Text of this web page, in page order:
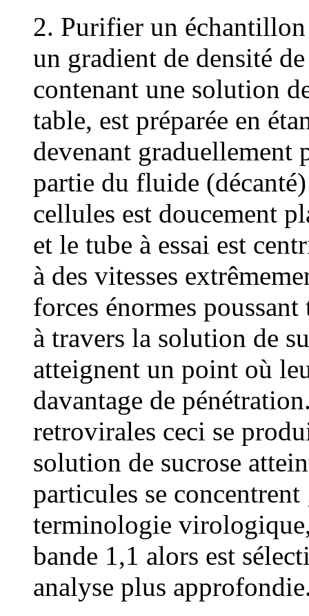
2. Purifier un
un gradient de densité
contenant une solution
table, est préparée en
devenant
partie du fluide
cellules est doucement
et le tube à essai est
à des vitesses
forces énormes
à travers la solution de
atteignent un point où
davantage de
retrovirales ceci se
solution de sucrose
particules se
terminologie
bande 1,1 alors est
analyse plus